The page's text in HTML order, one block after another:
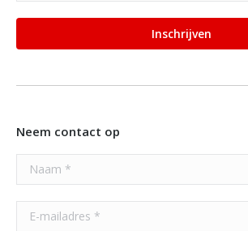
Neem contact op